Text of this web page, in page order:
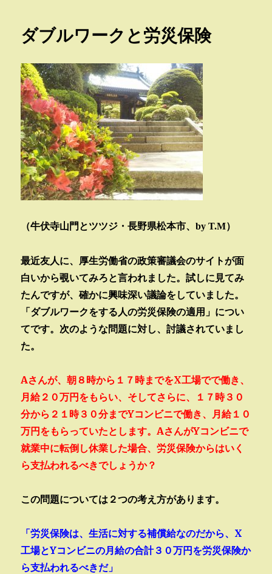
ダブルワークと労災保険
（牛伏寺山門とツツジ・長野県松本市、by T.M）
最近友人に、厚生労働省の政策審議会のサイトが面
白いから覗いてみろと言われました。試しに見てみ
たんですが、確かに興味深い議論をしていました。
「ダブルワークをする人の労災保険の適用」につい
てです。次のような問題に対し、討議されていまし
た。
Aさんが、朝８時から１７時までをX工場でで働き、
月給２０万円をもらい、そしてさらに、１７時３０
分から２１時３０分までYコンビニで働き、月給１０
万円をもらっていたとします。AさんがYコンビニで
就業中に転倒し休業した場合、労災保険からはいく
ら支払われるべきでしょうか？
この問題については２つの考え方があります。
「労災保険は、生活に対する補償給なのだから、X
工場とYコンビニの月給の合計３０万円を労災保険か
ら支払われるべきだ」